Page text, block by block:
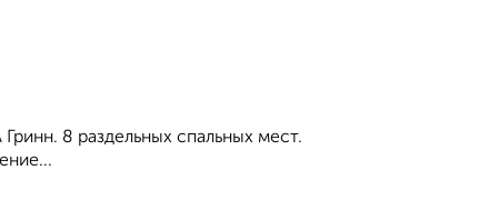
8 раздельных спальных мест.